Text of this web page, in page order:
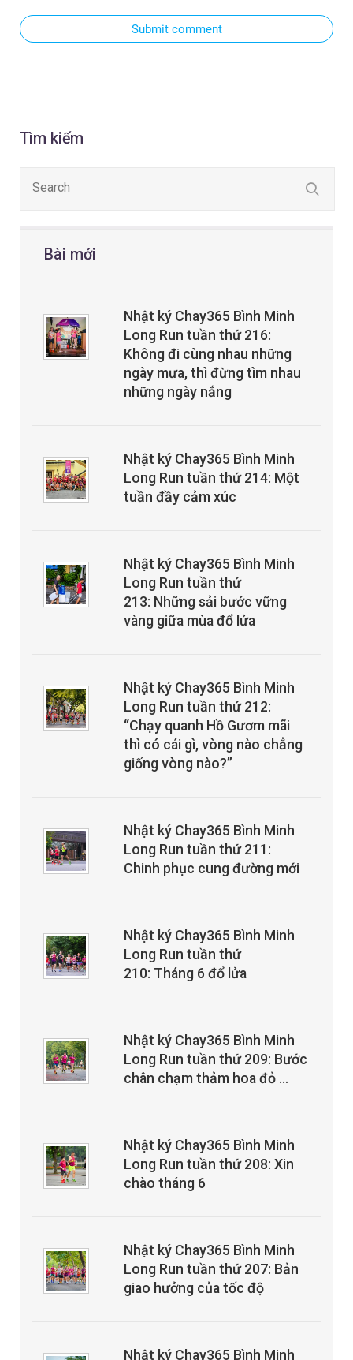
Tìm kiếm
Bài mới
Nhật ký Chay365 Bình Minh
Long Run tuần thứ 216:
Không đi cùng nhau những
ngày mưa, thì đừng tìm nhau
những ngày nắng
Nhật ký Chay365 Bình Minh
Long Run tuần thứ 214: Một
tuần đầy cảm xúc
Nhật ký Chay365 Bình Minh
Long Run tuần thứ
213: Những sải bước vững
vàng giữa mùa đổ lửa
Nhật ký Chay365 Bình Minh
Long Run tuần thứ 212:
“Chạy quanh Hồ Gươm mãi
thì có cái gì, vòng nào chẳng
giống vòng nào?”
Nhật ký Chay365 Bình Minh
Long Run tuần thứ 211:
Chinh phục cung đường mới
Nhật ký Chay365 Bình Minh
Long Run tuần thứ
210: Tháng 6 đổ lửa
Nhật ký Chay365 Bình Minh
Long Run tuần thứ 209: Bước
chân chạm thảm hoa đỏ …
Nhật ký Chay365 Bình Minh
Long Run tuần thứ 208: Xin
chào tháng 6
Nhật ký Chay365 Bình Minh
Long Run tuần thứ 207: Bản
giao hưởng của tốc độ
Nhật ký Chay365 Bình Minh
Submit comment